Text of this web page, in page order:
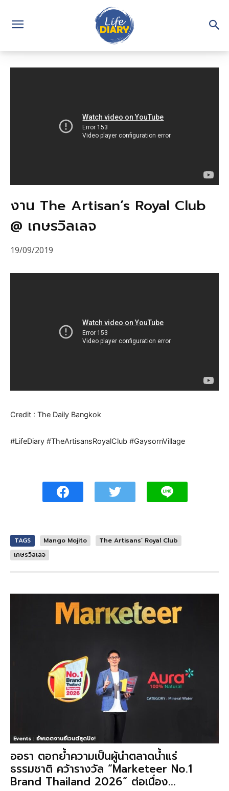
งาน The Artisan’s Royal Club
@ เกษรวิลเลจ
19/09/2019
Credit : The Daily Bangkok
#LifeDiary #TheArtisansRoyalClub #GaysornVillage
TAGS Mango Mojito
The Artisans’ Royal Club
เกษรวิลเลจ
Events : อัพเดตงานอีเวนต์สุดปัง!
ออรา ตอกย้ำความเป็นผู้นำตลาดน้ำแร่
ธรรมชาติ คว้ารางวัล “Marketeer No.1
Brand Thailand 2026” ต่อเนื่อง...